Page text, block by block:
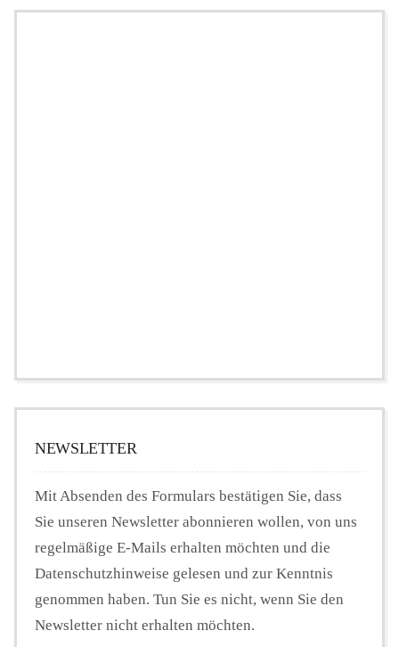
NEWSLETTER
Mit Absenden des Formulars bestätigen Sie, dass
Sie unseren Newsletter abonnieren wollen, von uns
regelmäßige E-Mails erhalten möchten und die
Datenschutzhinweise gelesen und zur Kenntnis
genommen haben. Tun Sie es nicht, wenn Sie den
Newsletter nicht erhalten möchten.